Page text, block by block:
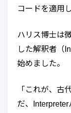
コードを適用
ハリス博士は
した解釈者（
始めました。
「これが、古
だ、